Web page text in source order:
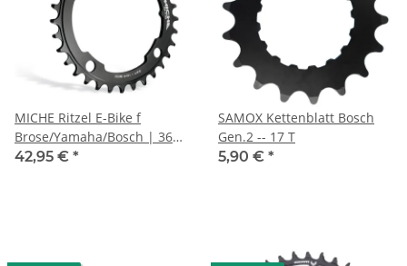
MICHE Ritzel E-Bike f
Brose/Yamaha/Bosch | 36
Z., XM Maxi one, schwarz,
42,95 € *
SAMOX Kettenblatt Bosch
Gen.2 -- 17 T
5,90 € *